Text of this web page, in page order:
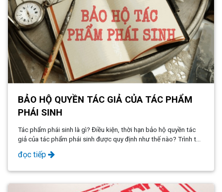
BẢO HỘ QUYỀN TÁC GIẢ CỦA TÁC PHẨM
PHÁI SINH
Tác phẩm phái sinh là gì? Điều kiện, thời hạn bảo hộ quyền tác
giả của tác phẩm phái sinh được quy định như thế nào? Trình tự,
thủ tục thực hiện bảo hệ quyền tác giả bao gồm những bước
nào?
đọc tiếp